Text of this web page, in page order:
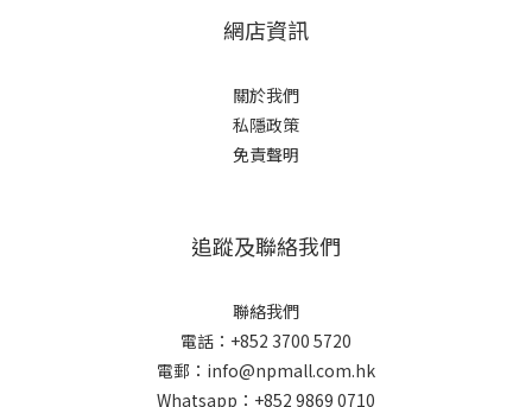
網店資訊
關於我們
私隱政策
免責聲明
追蹤及聯絡我們
聯絡我們
電話：+852 3700 5720
電郵：info@npmall.com.hk
Whatsapp：+852 9869 0710